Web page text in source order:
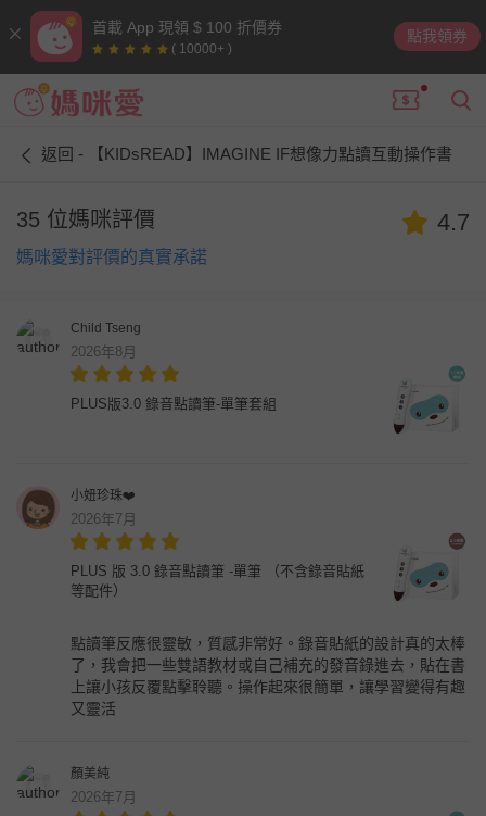
首載 App 現領 $ 100 折價券
( 10000+ )
點我領券
返回 - 【KIDsREAD】IMAGINE IF想像力點讀互動操作書
35 位媽咪評價
媽咪愛對評價的真實承諾
4.7
Child Tseng
2026年8月
PLUS版3.0 錄音點讀筆-單筆套組
小妞珍珠❤️
2026年7月
PLUS 版 3.0 錄音點讀筆 -單筆 （不含錄音貼紙
等配件）
點讀筆反應很靈敏，質感非常好。錄音貼紙的設計真的太棒
了，我會把一些雙語教材或自己補充的發音錄進去，貼在書
上讓小孩反覆點擊聆聽。操作起來很簡單，讓學習變得有趣
又靈活
顏美純
2026年7月